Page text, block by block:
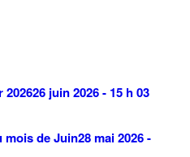
202626 juin 2026 - 15 h 03
mois de Juin28 mai 2026 -